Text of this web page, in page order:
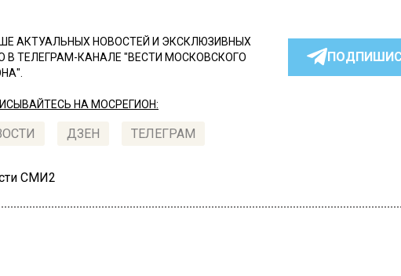
АКТУАЛЬНЫХ НОВОСТЕЙ И ЭКСКЛЮЗИВНЫХ
В ТЕЛЕГРАМ-КАНАЛЕ "ВЕСТИ МОСКОВСКОГО
НА МОСРЕГИОН:
ДЗЕН ТЕЛЕГРАМ
СМИ2